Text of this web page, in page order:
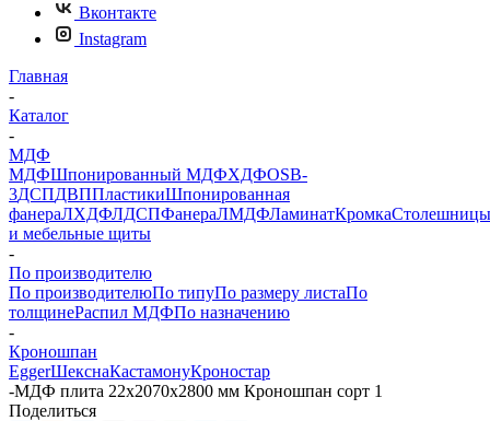
Вконтакте
Instagram
Главная
-
Каталог
-
МДФ
МДФШпонированный МДФХДФOSB-
3ДСПДВППластикиШпонированная
фанераЛХДФЛДСПФанераЛМДФЛаминатКромкаСтолешницы
и мебельные щиты
-
По производителю
По производителюПо типуПо размеру листаПо
толщинеРаспил МДФПо назначению
-
Кроношпан
EggerШекснаКастамонуКроностар
-МДФ плита 22х2070х2800 мм Кроношпан сорт 1
Поделиться